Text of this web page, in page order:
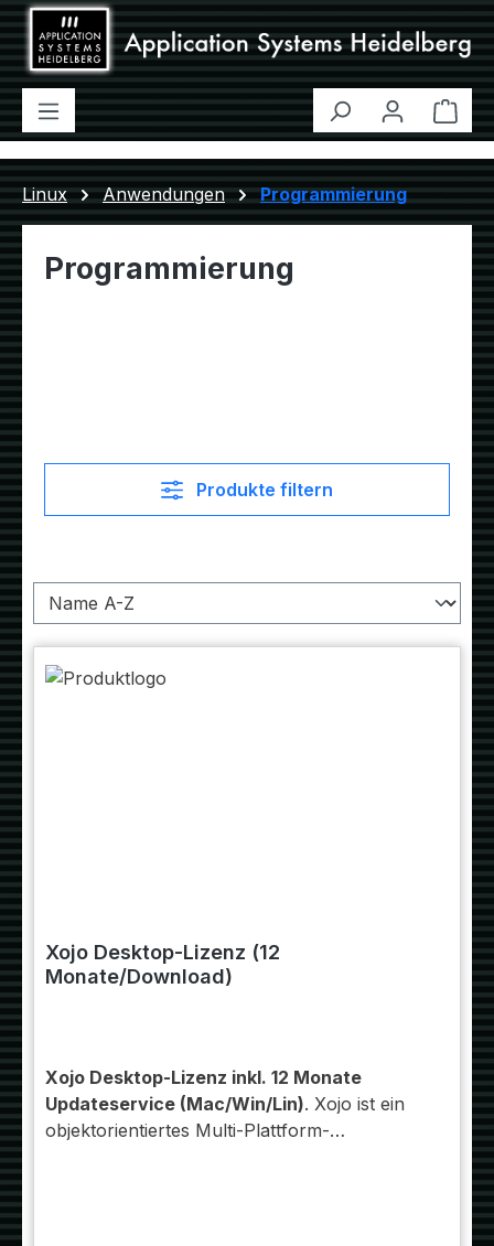
Zum Hauptinhalt springen
Linux Anwendungen Programmierung
Programmierung
Produkte filtern
Xojo Desktop-Lizenz (12
Monate/Download)
Xojo Desktop-Lizenz inkl. 12 Monate
Updateservice (Mac/Win/Lin). Xojo ist ein
objektorientiertes Multi-Plattform-